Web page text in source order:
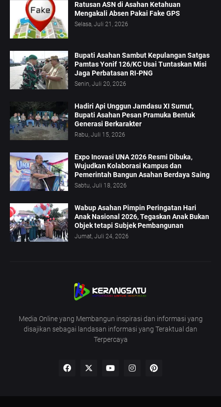
Ratusan ASN di Asahan Ketahuan
Mengakali Absen Pakai Fake GPS
Selasa, Juli 21, 2026
Bupati Asahan Sambut Kepulangan Satgas
Pamtas Yonif 126/KC Usai Tuntaskan Misi
Jaga Perbatasan RI-PNG
Senin, Juli 20, 2026
Hadiri Api Unggun Jamdasu XI Sumut,
Bupati Asahan Pesan Pramuka Bentuk
Generasi Berkarakter
Rabu, Juli 15, 2026
Expo Inovasi UNA 2026 Resmi Dibuka,
Wujudkan Kolaborasi Kampus dan
Pemerintah Bangun Asahan Berdaya Saing
Sabtu, Juli 18, 2026
Wabup Asahan Pimpin Peringatan Hari
Anak Nasional 2026, Tegaskan Anak Bukan
Objek tetapi Subjek Pembangunan
Jumat, Juli 24, 2026
Media Online yang Membangun inspirasi dan informasi yang
disajikan sebagai landasan informasi yang Teraktual dan
Terpercaya